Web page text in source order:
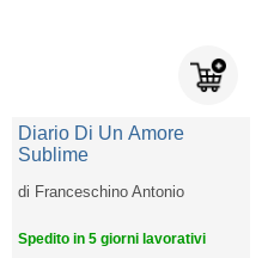
Diario Di Un Amore
Sublime
di Franceschino Antonio
Spedito in 5 giorni lavorativi